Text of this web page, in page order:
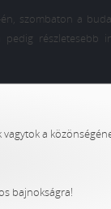
szombaton a
részletesebb
a
bajnokságra!